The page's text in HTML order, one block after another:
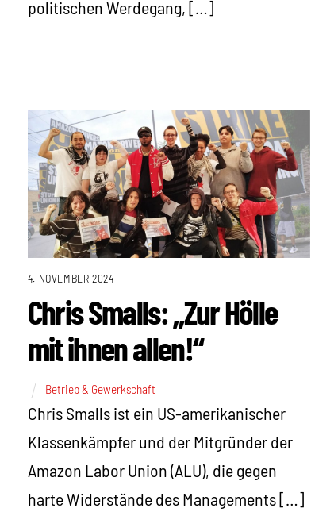
politischen Werdegang, […]
4. NOVEMBER 2024
Chris Smalls: „Zur Hölle
mit ihnen allen!“
Betrieb & Gewerkschaft
Chris Smalls ist ein US-amerikanischer
Klassenkämpfer und der Mitgründer der
Amazon Labor Union (ALU), die gegen
harte Widerstände des Managements […]